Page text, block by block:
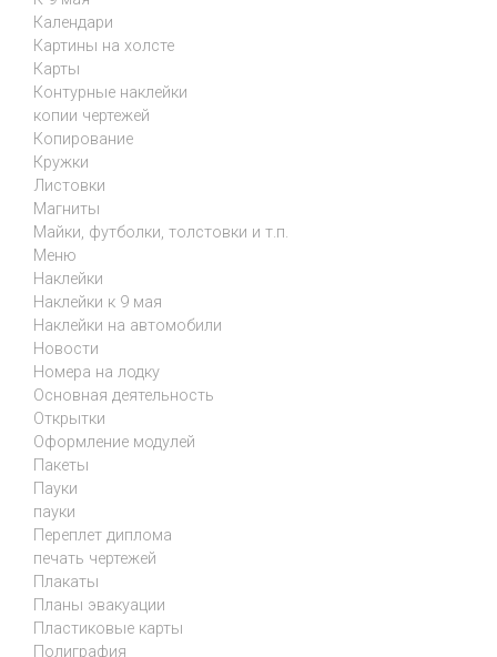
Календари
Картины на холсте
Карты
Контурные наклейки
копии чертежей
Копирование
Кружки
Листовки
Магниты
Майки, футболки, толстовки и т.п.
Меню
Наклейки
Наклейки к 9 мая
Наклейки на автомобили
Новости
Номера на лодку
Основная деятельность
Открытки
Оформление модулей
Пакеты
Пауки
пауки
Переплет диплома
печать чертежей
Плакаты
Планы эвакуации
Пластиковые карты
Полиграфия